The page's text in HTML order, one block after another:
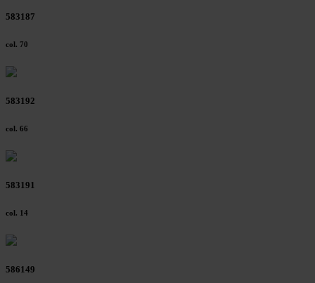
583187
col. 70
583192
col. 66
583191
col. 14
586149